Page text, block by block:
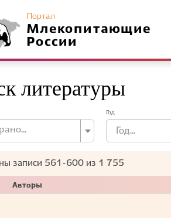
Портал
Млекопитающие
России
литературы
Год
записи 561-600 из 1 755
Авторы